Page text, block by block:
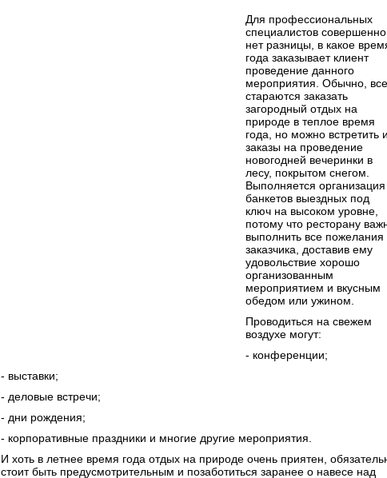
Для профессиональных
специалистов совершенно
нет разницы, в какое
года заказывает клиент
проведение данного
мероприятия. Обычно, все
стараются заказать
загородный отдых на
природе в теплое время
года, но можно встретить и
заказы на проведение
новогодней вечеринки в
лесу, покрытом снегом.
Выполняется организация
банкетов выездных под
ключ на высоком уровне,
потому что ресторану
выполнить все пожелания
заказчика, доставив ему
удовольствие хорошо
организованным
мероприятием и вкусным
обедом или ужином.
Проводиться на свежем
воздухе могут:
- конференции;
- выставки;
- деловые встречи;
- дни рождения;
- корпоративные праздники и многие другие мероприятия.
И хоть в летнее время года отдых на природе очень приятен,
стоит быть предусмотрительным и позаботиться заранее о навесе над